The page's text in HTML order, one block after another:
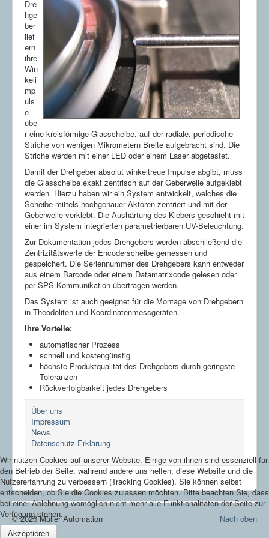
Anwesenheitskontrolle
Klarschriftlesen
Lesen von Codes
Gussinspektion
Roboterführung
Encoderscheibenzentrierung
Branchen
Automotive
Biotechnik
Elektronik
Lebensmittel
Maschinenbau
Verpackung
Aktuelle Seite: Startseite
Anwendungen
Dre
hge
ber
lief
ern
ihre
Win
keli
mp
uls
e
übe
r eine kreisförmige Glasscheibe, auf der radiale, periodische
Striche von wenigen Mikrometern Breite aufgebracht sind. Die
Striche werden mit einer LED oder einem Laser abgetastet.
Damit der Drehgeber absolut winkeltreue Impulse abgibt, muss
die Glasscheibe exakt zentrisch auf der Geberwelle aufgeklebt
werden. Hierzu haben wir ein System entwickelt, welches die
Scheibe mittels hochgenauer Aktoren zentriert und mit der
Geberwelle verklebt. Die Aushärtung des Klebers geschieht mit
einer im System integrierten parametrierbaren UV-Beleuchtung.
Zur Dokumentation jedes Drehgebers werden abschließend die
Zentrizitätswerte der Encoderscheibe gemessen und
gespeichert. Die Seriennummer des Drehgebers kann entweder
aus einem Barcode oder einem Datamatrixcode gelesen oder
per SPS-Kommunikation übertragen werden.
Das System ist auch geeignet für die Montage von Drehgebern
in Theodoliten und Koordinatenmessgeräten.
Ihre Vorteile:
automatischer Prozess
schnell und kostengünstig
höchste Produktqualität des Drehgebers durch geringste
Toleranzen
Rückverfolgbarkeit jedes Drehgebers
Über uns
Impressum
News
Datenschutz-Erklärung
Nach oben
© 2026 Müller Automation
Wir nutzen Cookies auf unserer Website. Einige von ihnen sind essenziell für
den Betrieb der Seite, während andere uns helfen, diese Website und die
Nutzererfahrung zu verbessern (Tracking Cookies). Sie können selbst
entscheiden, ob Sie die Cookies zulassen möchten. Bitte beachten Sie, dass
bei einer Ablehnung womöglich nicht mehr alle Funktionalitäten der Seite zur
Verfügung stehen.
Akzeptieren